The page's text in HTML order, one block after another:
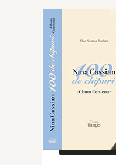
CAUTĂ ÎN SITE